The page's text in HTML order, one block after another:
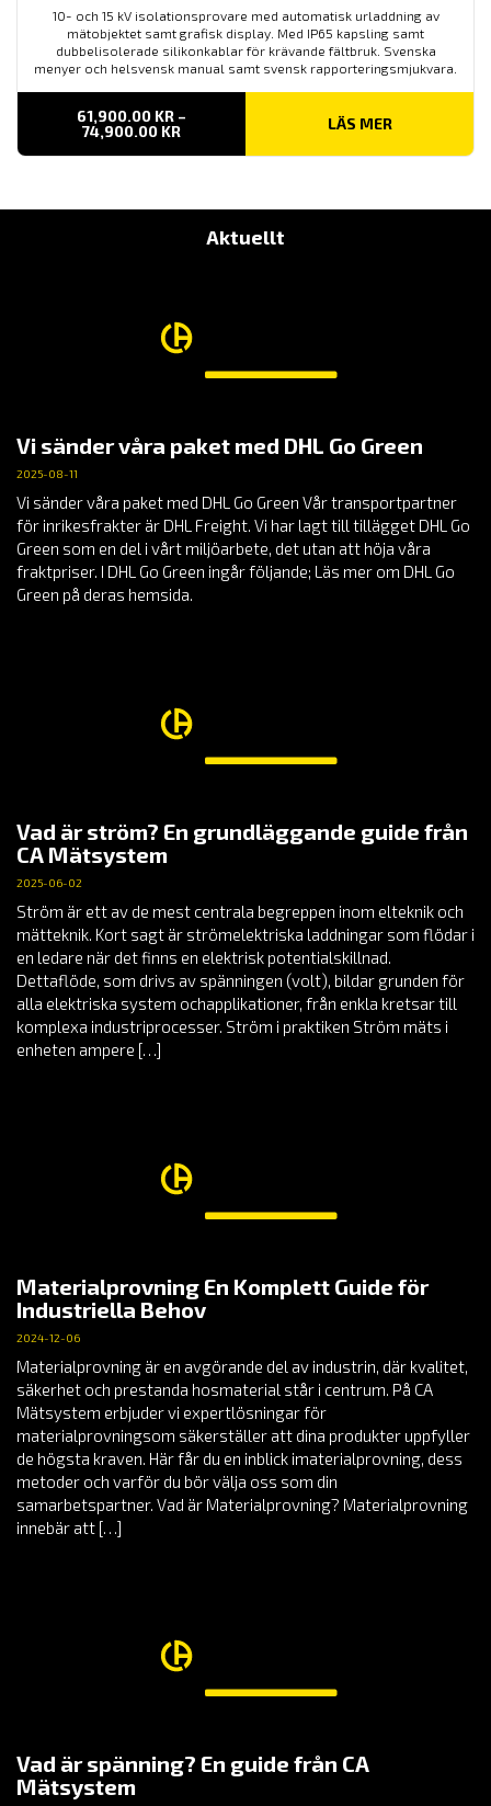
10- och 15 kV isolationsprovare med automatisk urladdning av
mätobjektet samt grafisk display. Med IP65 kapsling samt
dubbelisolerade silikonkablar för krävande fältbruk. Svenska
menyer och helsvensk manual samt svensk rapporteringsmjukvara.
61,900.00 KR –
74,900.00 KRPRISINTERVALL:
TILL
LÄS MER
Aktuellt
Vi sänder våra paket med DHL Go Green
2025-08-11
Vi sänder våra paket med DHL Go Green Vår transportpartner
för inrikesfrakter är DHL Freight. Vi har lagt till tillägget DHL Go
Green som en del i vårt miljöarbete, det utan att höja våra
fraktpriser. I DHL Go Green ingår följande; Läs mer om DHL Go
Green på deras hemsida.
Vad är ström? En grundläggande guide från
CA Mätsystem
2025-06-02
Ström är ett av de mest centrala begreppen inom elteknik och
mätteknik. Kort sagt är strömelektriska laddningar som flödar i
en ledare när det finns en elektrisk potentialskillnad.
Dettaflöde, som drivs av spänningen (volt), bildar grunden för
alla elektriska system ochapplikationer, från enkla kretsar till
komplexa industriprocesser. Ström i praktiken Ström mäts i
enheten ampere […]
Materialprovning En Komplett Guide för
Industriella Behov
2024-12-06
Materialprovning är en avgörande del av industrin, där kvalitet,
säkerhet och prestanda hosmaterial står i centrum. På CA
Mätsystem erbjuder vi expertlösningar för
materialprovningsom säkerställer att dina produkter uppfyller
de högsta kraven. Här får du en inblick imaterialprovning, dess
metoder och varför du bör välja oss som din
samarbetspartner. Vad är Materialprovning? Materialprovning
innebär att […]
Vad är spänning? En guide från CA
Mätsystem